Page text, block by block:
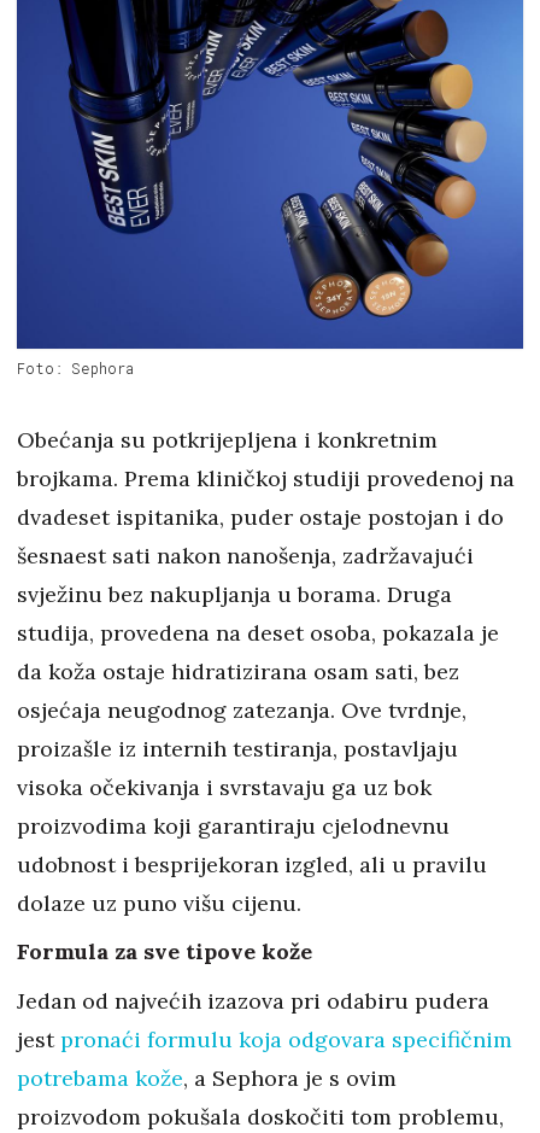
Foto: Sephora
Obećanja su potkrijepljena i konkretnim
brojkama. Prema kliničkoj studiji provedenoj na
dvadeset ispitanika, puder ostaje postojan i do
šesnaest sati nakon nanošenja, zadržavajući
svježinu bez nakupljanja u borama. Druga
studija, provedena na deset osoba, pokazala je
da koža ostaje hidratizirana osam sati, bez
osjećaja neugodnog zatezanja. Ove tvrdnje,
proizašle iz internih testiranja, postavljaju
visoka očekivanja i svrstavaju ga uz bok
proizvodima koji garantiraju cjelodnevnu
udobnost i besprijekoran izgled, ali u pravilu
dolaze uz puno višu cijenu.
Formula za sve tipove kože
Jedan od najvećih izazova pri odabiru pudera
jestpronaći formulu koja odgovara specifičnim
potrebama kože, a Sephora je s ovim
proizvodom pokušala doskočiti tom problemu,